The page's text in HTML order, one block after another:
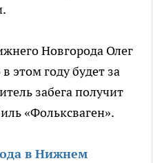
Новгорода Олег
этом году будет за
забега получит
«Фольксваген».
в Нижнем